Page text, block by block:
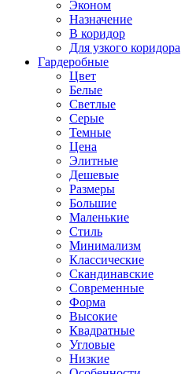
Эконом
Назначение
В коридор
Для узкого коридора
Гардеробные
Цвет
Белые
Светлые
Серые
Темные
Цена
Элитные
Дешевые
Размеры
Большие
Маленькие
Стиль
Минимализм
Классические
Скандинавские
Современные
Форма
Высокие
Квадратные
Угловые
Низкие